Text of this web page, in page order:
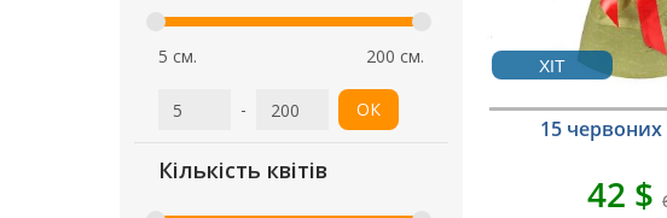
5 см. 200 см.
- ОК
Кількість квітів
ХІТ
15
42 $